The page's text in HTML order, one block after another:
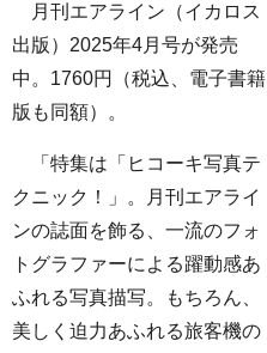
月刊エアライン（イカロス
出版）2025年4月号が発売
中。1760円（税込、電子書籍
版も同額）。
「特集は「ヒコーキ写真テ
クニック！」。月刊エアライ
ンの誌面を飾る、一流のフォ
トグラファーによる躍動感あ
ふれる写真描写。もちろん、
美しく迫力あふれる旅客機の